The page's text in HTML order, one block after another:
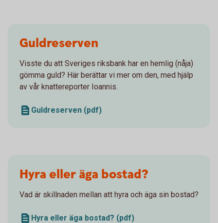
Guldreserven
Visste du att Sveriges riksbank har en hemlig (nåja)
gömma guld? Här berättar vi mer om den, med hjälp
av vår knattereporter Ioannis.
Guldreserven (pdf)
Hyra eller äga bostad?
Vad är skillnaden mellan att hyra och äga sin bostad?
Hyra eller äga bostad? (pdf)